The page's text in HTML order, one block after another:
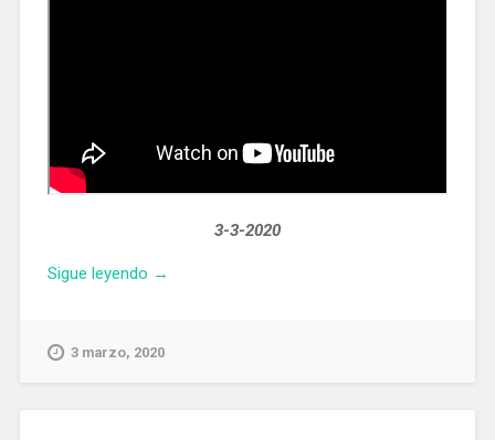
3-3-2020
Sigue leyendo «El
arzobispo
→
3 marzo, 2020